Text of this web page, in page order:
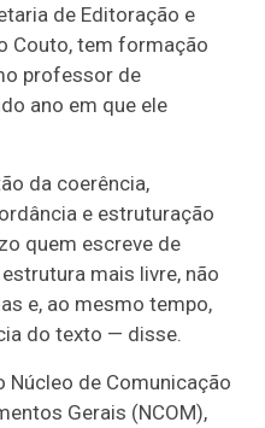
de Editoração e
Couto, tem formação
professor de
ano em que ele
da coerência,
e estruturação
quem escreve de
mais livre, não
e, ao mesmo tempo,
do texto — disse.
Núcleo de Comunicação
Gerais (NCOM),